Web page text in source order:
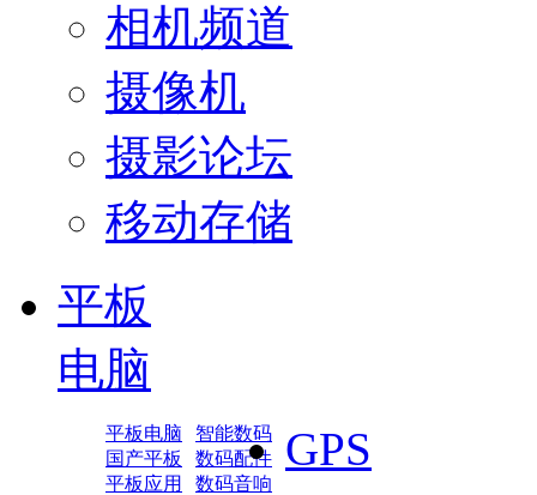
相机频道
摄像机
摄影论坛
移动存储
平板
电脑
平板电脑
智能数码
国产平板
数码配件
平板应用
数码音响
GPS